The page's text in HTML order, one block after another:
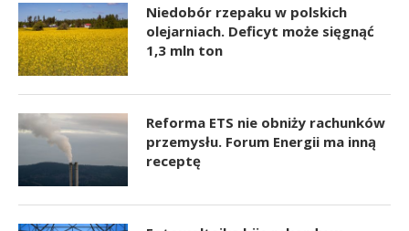
Niedobór rzepaku w polskich
olejarniach. Deficyt może sięgnąć
1,3 mln ton
Reforma ETS nie obniży rachunków
przemysłu. Forum Energii ma inną
receptę